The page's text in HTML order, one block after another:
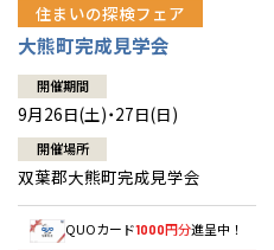
住まいの探検フェア
大熊町完成見学会
開催期間
9月26日(土)・27日(日)
開催場所
双葉郡大熊町完成見学会
QUOカード1000円分進呈中！